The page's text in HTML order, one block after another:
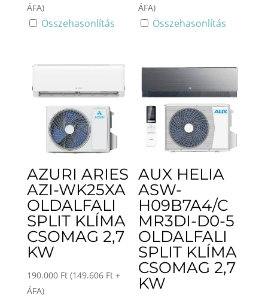
ÁFA)
Összehasonlítás
ÁFA)
Összehasonlítás
AZURI ARIES
AZI-WK25XA
OLDALFALI
SPLIT KLÍMA
CSOMAG 2,7
KW
190.000 Ft (149.606 Ft+
ÁFA)
AUX HELIA
ASW-
H09B7A4/C
MR3DI-D0-5
OLDALFALI
SPLIT KLÍMA
CSOMAG 2,7
KW